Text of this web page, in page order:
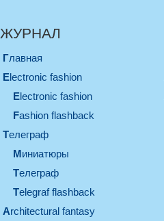
ЖУРНАЛ
Главная
electronic fashion
electronic fashion
Fashion flashback
телеграф
миниатюры
телеграф
Telegraf flashback
architectural fantasy